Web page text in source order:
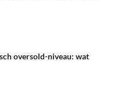
oversold-niveau: wat